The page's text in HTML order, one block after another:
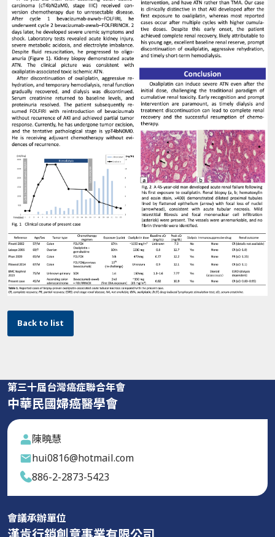
Back to list
第三十屆台灣癌症聯合年會
中華民國婦癌醫學會
陳曉慧
hui0816@hotmail.com
886-2-2873-5423
會議承辦單位